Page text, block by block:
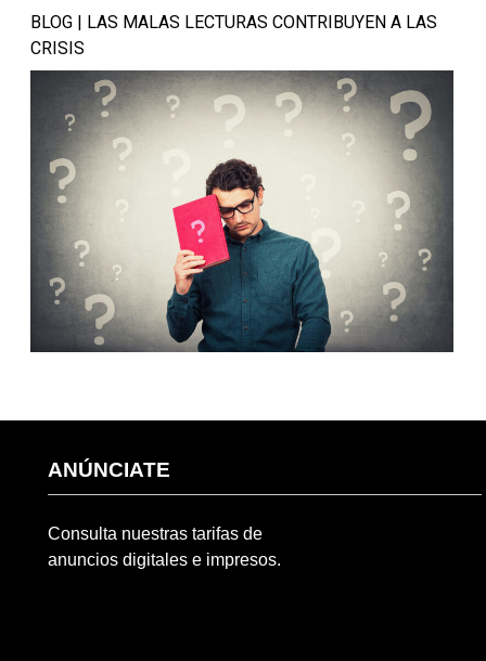
BLOG | LAS MALAS LECTURAS CONTRIBUYEN A LAS
CRISIS
ANÚNCIATE
Consulta nuestras tarifas de
anuncios digitales e impresos.